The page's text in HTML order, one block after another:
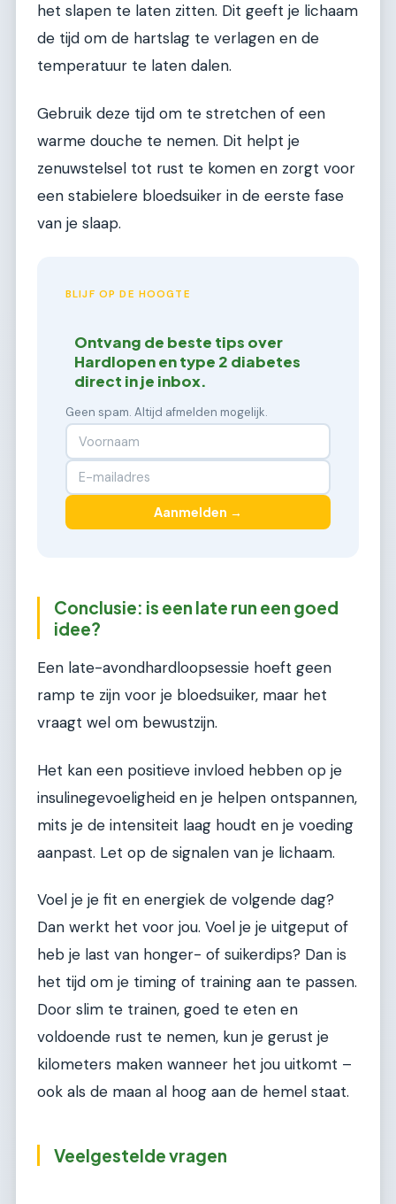
het slapen te laten zitten. Dit geeft je lichaam
de tijd om de hartslag te verlagen en de
temperatuur te laten dalen.
Gebruik deze tijd om te stretchen of een
warme douche te nemen. Dit helpt je
zenuwstelsel tot rust te komen en zorgt voor
een stabielere bloedsuiker in de eerste fase
van je slaap.
BLIJF OP DE HOOGTE
Ontvang de beste tips over
Hardlopen en type 2 diabetes
direct in je inbox.
Geen spam. Altijd afmelden mogelijk.
Aanmelden →
Conclusie: is een late run een goed
idee?
Een late-avondhardloopsessie hoeft geen
ramp te zijn voor je bloedsuiker, maar het
vraagt wel om bewustzijn.
Het kan een positieve invloed hebben op je
insulinegevoeligheid en je helpen ontspannen,
mits je de intensiteit laag houdt en je voeding
aanpast. Let op de signalen van je lichaam.
Voel je je fit en energiek de volgende dag?
Dan werkt het voor jou. Voel je je uitgeput of
heb je last van honger- of suikerdips? Dan is
het tijd om je timing of training aan te passen.
Door slim te trainen, goed te eten en
voldoende rust te nemen, kun je gerust je
kilometers maken wanneer het jou uitkomt –
ook als de maan al hoog aan de hemel staat.
Veelgestelde vragen